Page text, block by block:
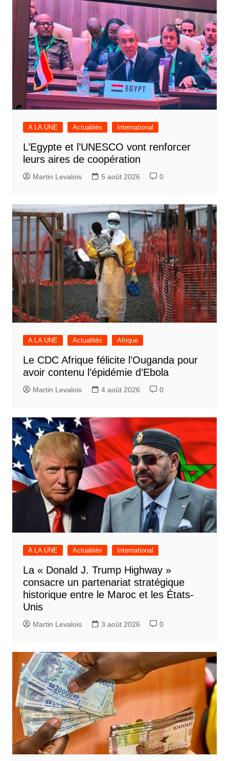
A LA UNE Actualités International
L’Egypte et l’UNESCO vont renforcer
leurs aires de coopération
Martin Levalois 5 août 2026 0
A LA UNE Actualités Afrique
Le CDC Afrique félicite l’Ouganda pour
avoir contenu l’épidémie d’Ebola
Martin Levalois 4 août 2026 0
A LA UNE Actualités International
La « Donald J. Trump Highway »
consacre un partenariat stratégique
historique entre le Maroc et les États-
Unis
Martin Levalois 3 août 2026 0